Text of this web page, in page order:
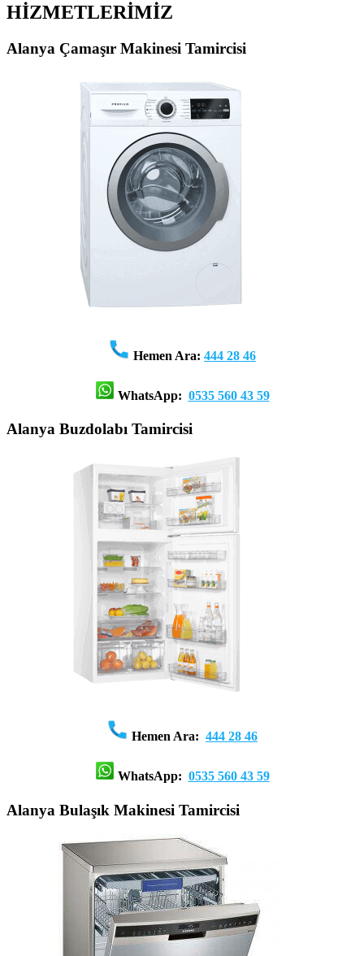
HİZMETLERİMİZ
Alanya Çamaşır Makinesi Tamircisi
Hemen Ara: 444 28 46
WhatsApp: 0535 560 43 59
Alanya Buzdolabı Tamircisi
Hemen Ara: 444 28 46
WhatsApp: 0535 560 43 59
Alanya Bulaşık Makinesi Tamircisi